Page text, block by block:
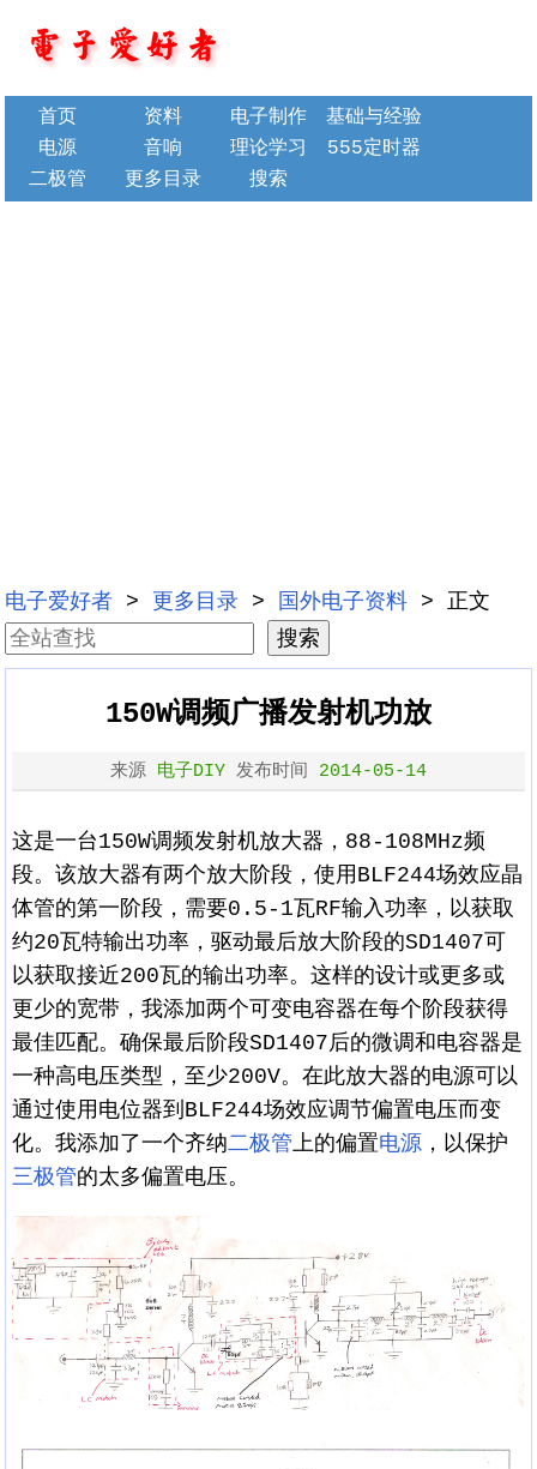
首页 资料 电子制作
基础与经验
电源
音响 理论学习
555定时器
二极管
更多目录 搜索
电子爱好者 > 更多目录 > 国外电子资料 > 正文
150W调频广播发射机功放
来源 电子DIY 发布时间 2014-05-14
这是一台150W调频发射机放大器，88-108MHz频
段。该放大器有两个放大阶段，使用BLF244场效应晶
体管的第一阶段，需要0.5-1瓦RF输入功率，以获取
约20瓦特输出功率，驱动最后放大阶段的SD1407可
以获取接近200瓦的输出功率。这样的设计或更多或
更少的宽带，我添加两个可变电容器在每个阶段获得
最佳匹配。确保最后阶段SD1407后的微调和电容器是
一种高电压类型，至少200V。在此放大器的电源可以
通过使用电位器到BLF244场效应调节偏置电压而变
化。我添加了一个齐纳二极管上的偏置电源，以保护
三极管的太多偏置电压。